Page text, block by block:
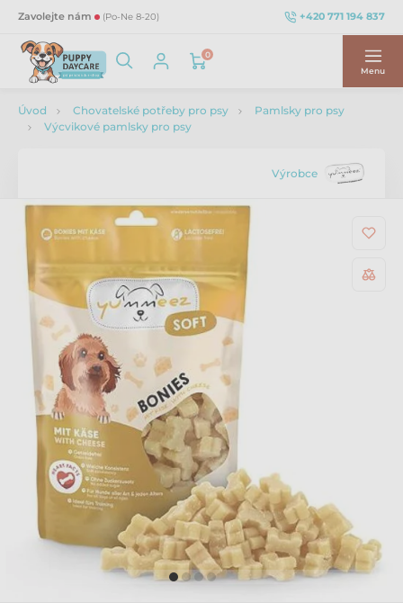
Zavolejte nám (Po-Ne 8-20) +420 771 194 837
0
Menu
Úvod Chovatelské potřeby pro psy
Pamlsky pro psy
Výcvikové pamlsky pro psy
Výrobce